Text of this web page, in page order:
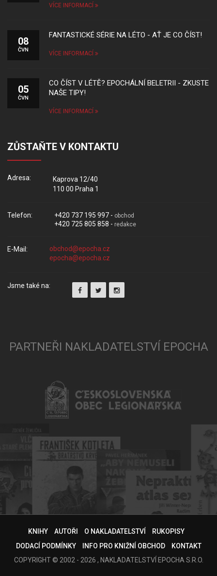
VÍCE INFORMACÍ
08
ČVN
FANTASTICKÉ SÉRIE NA LÉTO - AŤ JE CO ČÍST!
VÍCE INFORMACÍ
05
ČVN
CO ČÍST V LÉTĚ? EPOCHÁLNÍ BELETRII - ZKUSTE
NAŠE TIPY!
VÍCE INFORMACÍ
ZŮSTAŇTE V KONTAKTU
Adresa:
Kaprova 12/40
110 00 Praha 1
Telefon: +420 737 195 997 - obchod
+420 725 805 858 - redakce
E-Mail:
Jsme také na:
PARTNEŘI NAKLADATELSTVÍ EPOCHA
KNIHY AUTOŘI O NAKLADATELSTVÍ
RUKOPISY
DODACÍ PODMÍNKY
INFO PRO KNIŽNÍ OBCHOD
KONTAKT
COPYRIGHT © 2002 - 2026 , NAKLADATELSTVÍ EPOCHA S.R.O.